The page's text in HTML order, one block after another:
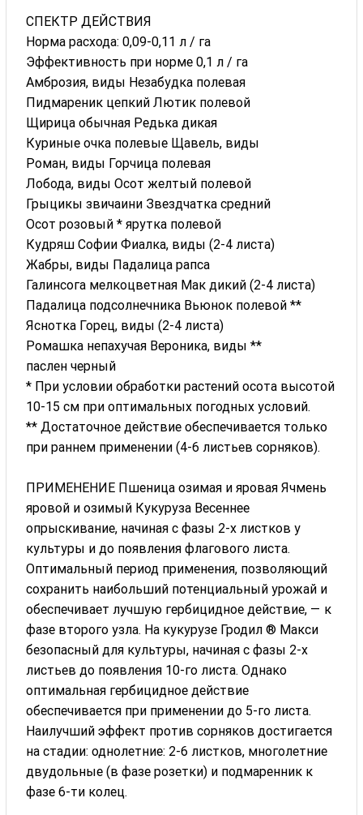
СПЕКТР ДЕЙСТВИЯ
Норма расхода: 0,09-0,11 л / га
Эффективность при норме 0,1 л / га
Амброзия, виды Незабудка полевая
Пидмареник цепкий Лютик полевой
Щирица обычная Редька дикая
Куриные очка полевые Щавель, виды
Роман, виды Горчица полевая
Лобода, виды Осот желтый полевой
Грыцикы звичаини Звездчатка средний
Осот розовый * ярутка полевой
Кудряш Софии Фиалка, виды (2-4 листа)
Жабры, виды Падалица рапса
Галинсога мелкоцветная Мак дикий (2-4 листа)
Падалица подсолнечника Вьюнок полевой **
Яснотка Горец, виды (2-4 листа)
Ромашка непахучая Вероника, виды **
паслен черный
* При условии обработки растений осота высотой
10-15 см при оптимальных погодных условий.
** Достаточное действие обеспечивается только
при раннем применении (4-6 листьев сорняков).
ПРИМЕНЕНИЕ Пшеница озимая и яровая Ячмень
яровой и озимый Кукуруза Весеннее
опрыскивание, начиная с фазы 2-х листков у
культуры и до появления флагового листа.
Оптимальный период применения, позволяющий
сохранить наибольший потенциальный урожай и
обеспечивает лучшую гербицидное действие, — к
фазе второго узла. На кукурузе Гродил ® Макси
безопасный для культуры, начиная с фазы 2-х
листьев до появления 10-го листа. Однако
оптимальная гербицидное действие
обеспечивается при применении до 5-го листа.
Наилучший эффект против сорняков достигается
на стадии: однолетние: 2-6 листков, многолетние
двудольные (в фазе розетки) и подмаренник к
фазе 6-ти колец.